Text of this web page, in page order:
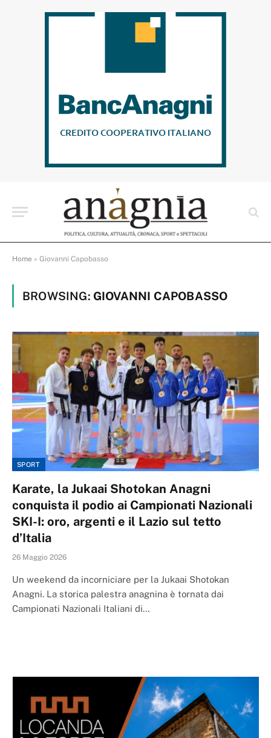
Home » Giovanni Capobasso
BROWSING: GIOVANNI CAPOBASSO
SPORT
Karate, la Jukaai Shotokan Anagni
conquista il podio ai Campionati Nazionali
SKI-I: oro, argenti e il Lazio sul tetto
d’Italia
26 Maggio 2026
Un weekend da incorniciare per la Jukaai Shotokan
Anagni. La storica palestra anagnina è tornata dai
Campionati Nazionali Italiani di…